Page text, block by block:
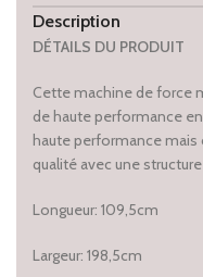
Description
DÉTAILS DU PRODUIT
Cette machine de force
de haute performance
haute performance
qualité avec une
Longueur: 109,5cm
Largeur: 198,5cm